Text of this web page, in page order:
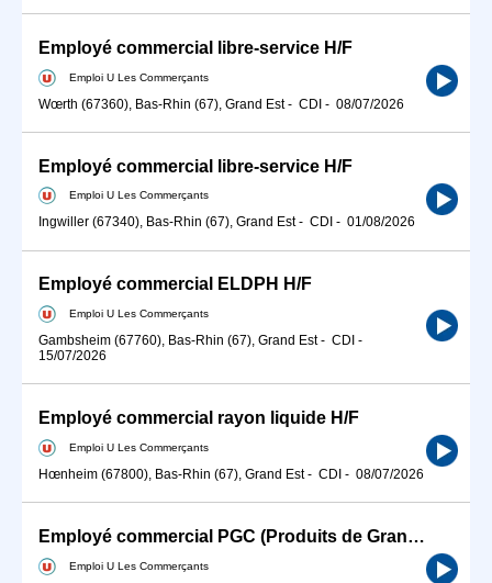
Employé commercial libre-service H/F
Emploi U Les Commerçants
Wœrth (67360), Bas-Rhin (67), Grand Est- CDI - 08/07/2026
Employé commercial libre-service H/F
Emploi U Les Commerçants
Ingwiller (67340), Bas-Rhin (67), Grand Est- CDI - 01/08/2026
Employé commercial ELDPH H/F
Emploi U Les Commerçants
Gambsheim (67760), Bas-Rhin (67), Grand Est- CDI -
15/07/2026
Employé commercial rayon liquide H/F
Emploi U Les Commerçants
Hœnheim (67800), Bas-Rhin (67), Grand Est- CDI - 08/07/2026
Employé commercial PGC (Produits de Grande Consommation) H/F
Emploi U Les Commerçants